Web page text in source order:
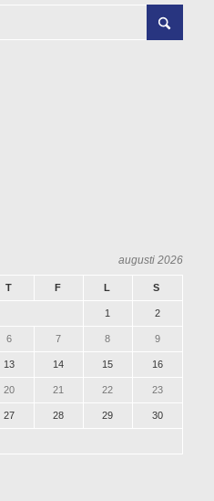
augusti 2026
T F L S
1 2
6 7 8 9
13 14 15 16
20 21 22 23
27 28 29 30